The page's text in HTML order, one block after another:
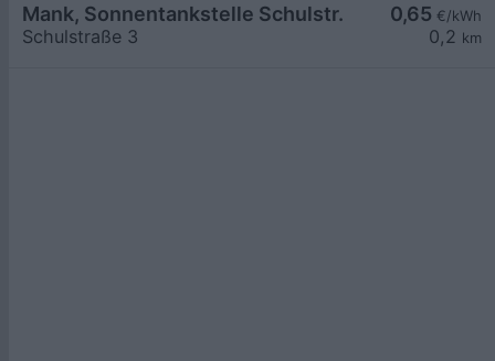
0,65 €/kWh
0,2 km
Mank, Sonnentankstelle Schulstr.
Schulstraße 3